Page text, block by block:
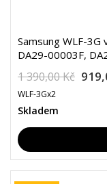
Samsung WLF-
DA29-00003F,
1 390,00 Kč
WLF-3Gx2
Skladem